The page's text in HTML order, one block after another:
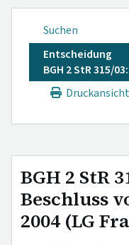
Suchen
Entscheidung
BGH 2 StR 315/03:
Druckansicht
BGH 2 StR
Beschluss
2004 (LG